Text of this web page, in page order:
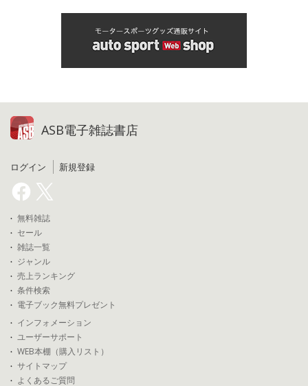
ASB電子雑誌書店
ログイン 新規登録
無料雑誌
セール
雑誌一覧
ジャンル
売上ランキング
条件検索
電子ブック無料プレゼント
インフォメーション
ユーザーサポート
WEB本棚（購入リスト）
サイトマップ
よくあるご質問